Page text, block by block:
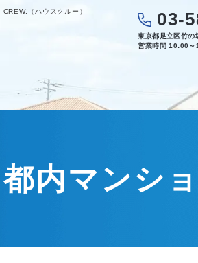
（ハウスクルー） 03-
東京都足立区竹
営業時間 10:00～
都内マンシ